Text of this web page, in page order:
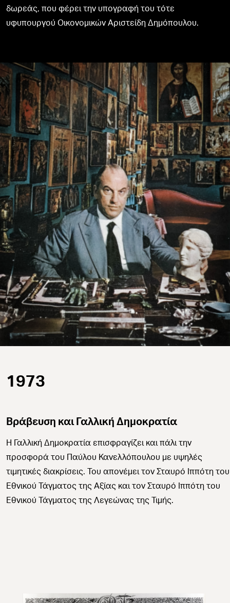
δωρεάς, που φέρει την υπογραφή του τότε
υφυπουργού Οικονομικών Αριστείδη Δημόπουλου.
1973
Βράβευση και Γαλλική Δημοκρατία
Η Γαλλική Δημοκρατία επισφραγίζει και πάλι την
προσφορά του Παύλου Κανελλόπουλου με υψηλές
τιμητικές διακρίσεις. Του απονέμει τον Σταυρό Ιππότη του
Εθνικού Τάγματος της Αξίας και τον Σταυρό Ιππότη του
Εθνικού Τάγματος της Λεγεώνας της Τιμής.